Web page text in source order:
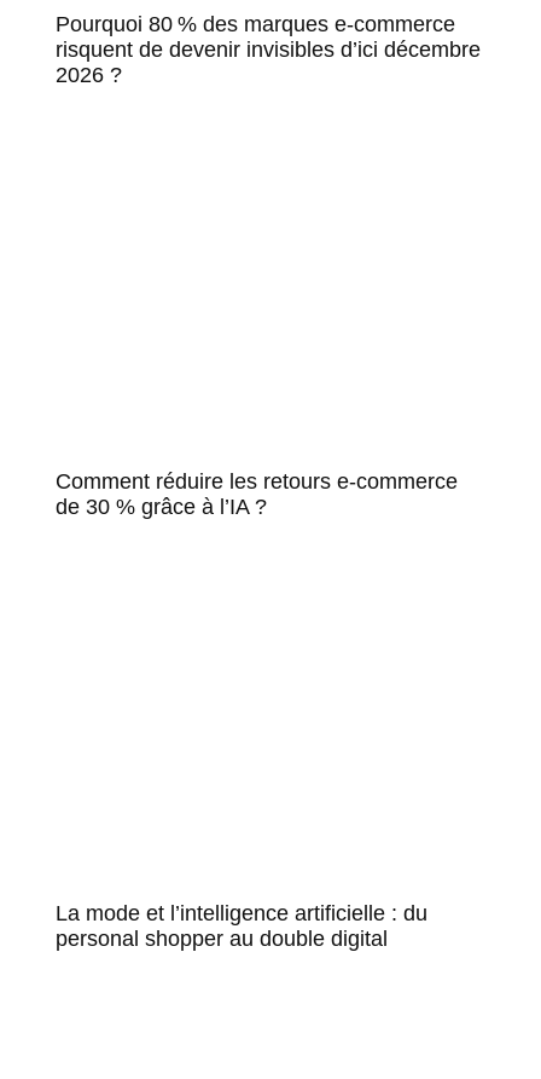
Pourquoi 80 % des marques e-commerce
risquent de devenir invisibles d’ici décembre
2026 ?
Comment réduire les retours e-commerce
de 30 % grâce à l’IA ?
La mode et l’intelligence artificielle : du
personal shopper au double digital